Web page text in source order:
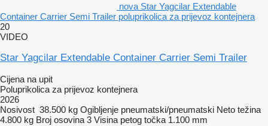
nova Star Yagcilar Extendable
Container Carrier Semi Trailer poluprikolica za prijevoz kontejnera
20
VIDEO
Star Yagcilar Extendable Container Carrier Semi Trailer
Cijena na upit
Poluprikolica za prijevoz kontejnera
2026
Nosivost 38.500 kg Ogibljenje pneumatski/pneumatski Neto težina
4.800 kg Broj osovina 3 Visina petog točka 1.100 mm